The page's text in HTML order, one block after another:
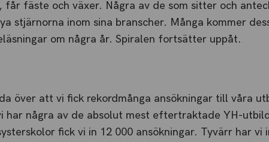
får fäste och växer. Några av de som sitter och
stjärnorna inom sina branscher. Många kommer
om några år. Spiralen fortsätter uppåt.
över att vi fick rekordmånga ansökningar till våra
några av de absolut mest eftertraktade YH-
fick vi in 12 000 ansökningar. Tyvärr har vi